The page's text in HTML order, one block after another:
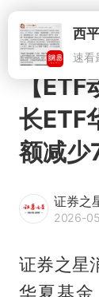
【ETF
长ETF
额减少
证券之
2026-
证券之星
华夏基金